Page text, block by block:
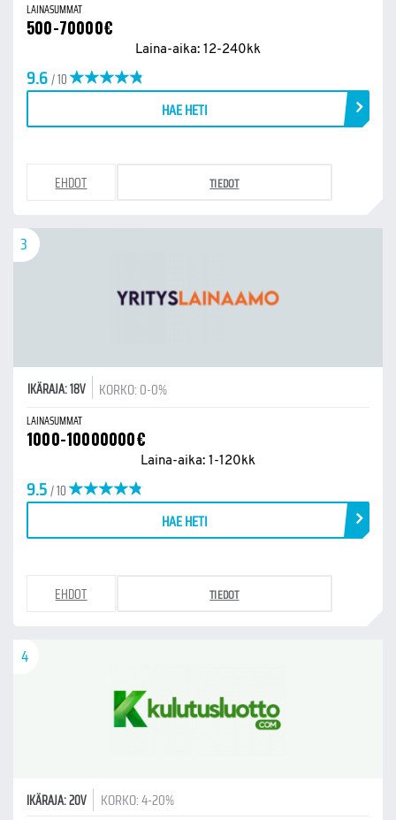
LAINASUMMAT
500-70000€
Laina-aika: 12-240kk
9.6/ 10
EHDOT TIEDOT
HAE HETI
3
IKÄRAJA: 18V KORKO: 0-0%
LAINASUMMAT
1000-10000000€
Laina-aika: 1-120kk
9.5/ 10
EHDOT TIEDOT
HAE HETI
4
IKÄRAJA: 20V KORKO: 4-20%